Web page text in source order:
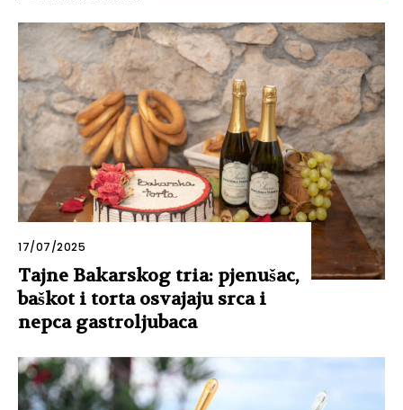
17/07/2025
Tajne Bakarskog tria: pjenušac,
baškot i torta osvajaju srca i
nepca gastroljubaca